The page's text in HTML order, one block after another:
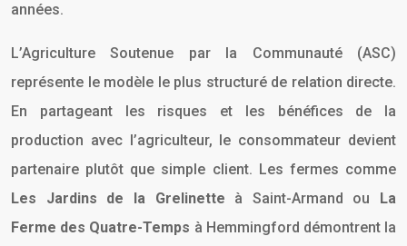
années.
L’Agriculture Soutenue par la Communauté (ASC)
représente le modèle le plus structuré de relation directe.
En partageant les risques et les bénéfices de la
production avec l’agriculteur, le consommateur devient
partenaire plutôt que simple client. Les fermes comme
Les Jardins de la Grelinette à Saint-Armand ou
La
Ferme des Quatre-Temps à Hemmingford démontrent la